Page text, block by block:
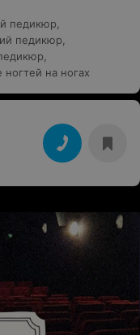
педикюр
педикюр
на ногах